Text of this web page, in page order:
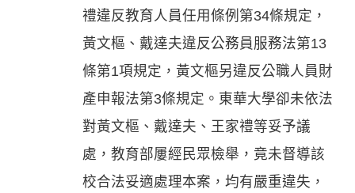
禮違反教育人員任用條例第34條規定，
黃文樞、戴達夫違反公務員服務法第13
條第1項規定，黃文樞另違反公職人員財
產申報法第3條規定。東華大學卻未依法
對黃文樞、戴達夫、王家禮等妥予議
處，教育部屢經民眾檢舉，竟未督導該
校合法妥適處理本案，均有嚴重違失，